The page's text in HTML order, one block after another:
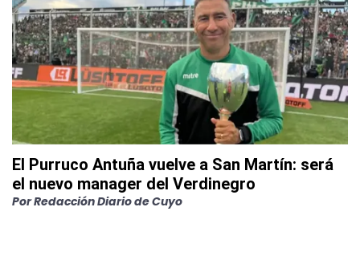
El Purruco Antuña vuelve a San Martín: será
el nuevo manager del Verdinegro
PorRedacción Diario de Cuyo